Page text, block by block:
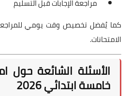
مراجعة الإجابات قبل التسليم
كما يُفضل تخصيص وقت يومي للمراجعة
الامتحانات.
الأسئلة الشائعة حول
خامسة ابتدائي 2026